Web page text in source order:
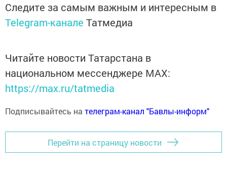
Следите за самым важным и интересным в
Telegram-канале Татмедиа
Читайте новости Татарстана в
национальном мессенджере MАХ:
https://max.ru/tatmedia
Подписывайтесь на телеграм-канал "Бавлы-информ"
Перейти на страницу новости